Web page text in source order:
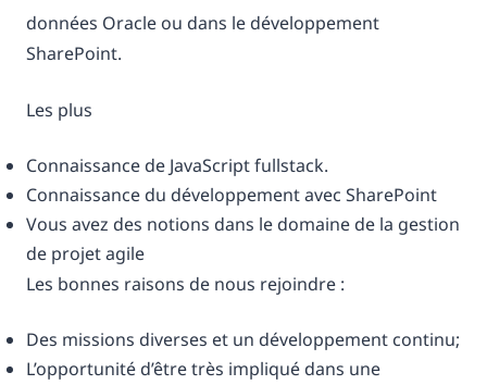
données Oracle ou dans le développement
SharePoint.
Les plus
Connaissance de JavaScript fullstack.
Connaissance du développement avec SharePoint
Vous avez des notions dans le domaine de la gestion
de projet agile
Les bonnes raisons de nous rejoindre :
Des missions diverses et un développement continu;
L’opportunité d’être très impliqué dans une